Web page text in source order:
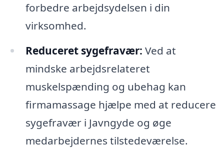
forbedre arbejdsydelsen i din
virksomhed.
Reduceret sygefravær: Ved at
mindske arbejdsrelateret
muskelspænding og ubehag kan
firmamassage hjælpe med at reducere
sygefravær i Javngyde og øge
medarbejdernes tilstedeværelse.